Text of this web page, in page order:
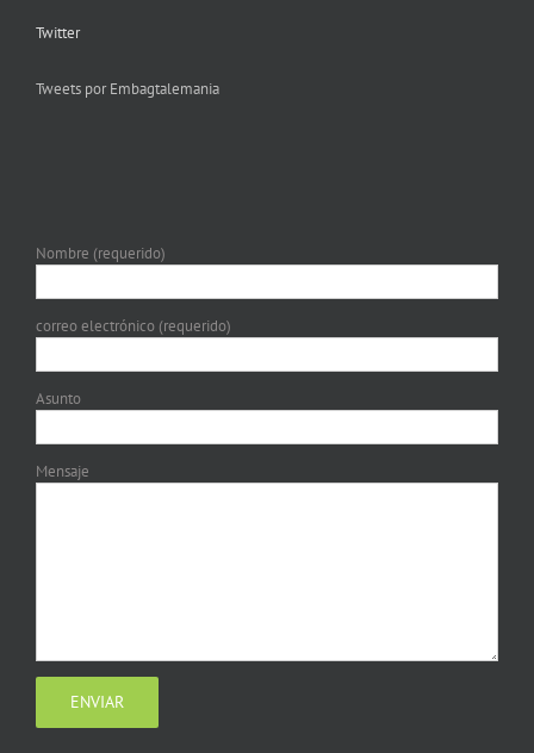
Twitter
Tweets por Embagtalemania
Nombre (requerido)
correo electrónico (requerido)
Asunto
Mensaje